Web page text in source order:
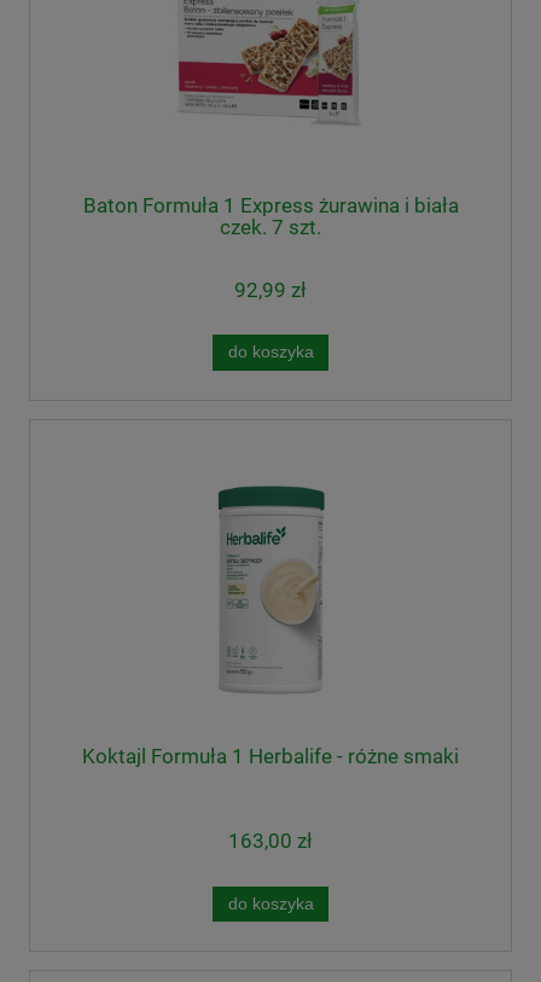
Baton Formuła 1 Express żurawina i biała
czek. 7 szt.
92,99 zł
do koszyka
Koktajl Formuła 1 Herbalife - różne smaki
163,00 zł
do koszyka